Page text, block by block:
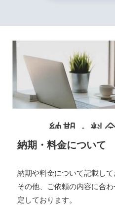
納期・料金について
納期や料金について記載して
その他、ご依頼の内容に合
定しております。